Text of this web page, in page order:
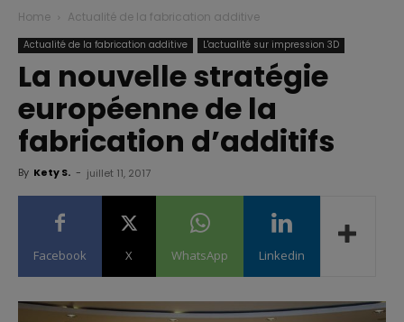
Home Actualité de la fabrication additive
Actualité de la fabrication additive L'actualité sur impression 3D
La nouvelle stratégie
européenne de la
fabrication d’additifs
By Kety S. - juillet 11, 2017
Facebook X WhatsApp Linkedin